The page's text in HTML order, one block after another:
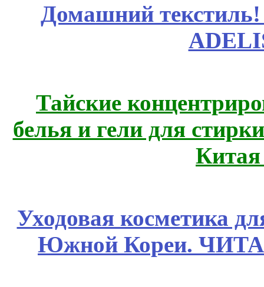
Домашний
Тайские
белья и гели для
Уходовая косметика
Южной Кореи.